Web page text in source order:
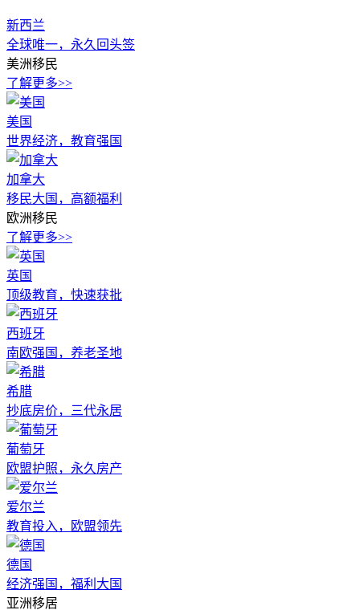
新西兰
全球唯一，永久回头签
美洲移民
了解更多>>
美国
世界经济，教育强国
加拿大
移民大国，高额福利
欧洲移民
了解更多>>
英国
顶级教育，快速获批
西班牙
南欧强国，养老圣地
希腊
抄底房价，三代永居
葡萄牙
欧盟护照，永久房产
爱尔兰
教育投入，欧盟领先
德国
经济强国，福利大国
亚洲移居